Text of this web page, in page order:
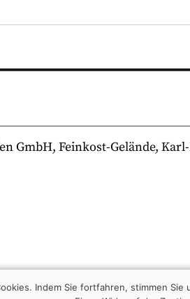
GmbH, Feinkost-Gelände,
Indem Sie fortfahren, stimmen